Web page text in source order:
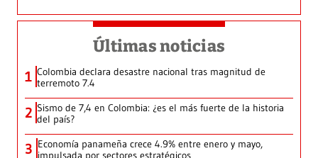
Últimas noticias
1 Colombia declara desastre nacional tras magnitud de
terremoto 7.4
2 Sismo de 7,4 en Colombia: ¿es el más fuerte de la historia
del país?
3 Economía panameña crece 4.9% entre enero y mayo,
impulsada por sectores estratégicos